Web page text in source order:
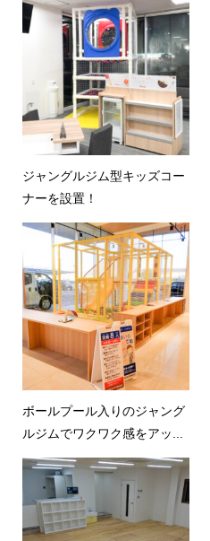
ジャングルジム型キッズコー
ナーを設置！
ボールプール入りのジャング
ルジムでワクワク感をアッ...